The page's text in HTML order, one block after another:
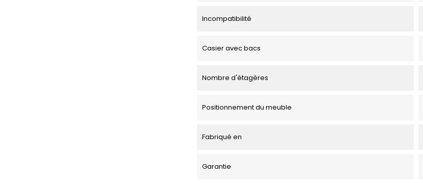
Incompatibilité
Casier avec bacs
Nombre d'étagères
Positionnement du meuble
Fabriqué en
Garantie